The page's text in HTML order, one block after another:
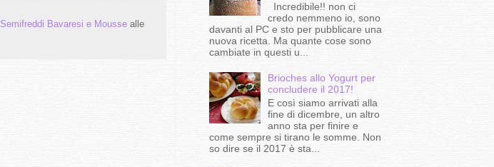
Semifreddi Bavaresi e Mousse alle
Incredibile!! non ci
credo nemmeno io, sono
davanti al PC e sto per pubblicare una
nuova ricetta. Ma quante cose sono
cambiate in questi u...
Brioches allo Yogurt per
concludere il 2017!
E così siamo arrivati alla
fine di dicembre, un altro
anno sta per finire e
come sempre si tirano le somme. Non
so dire se il 2017 è sta...